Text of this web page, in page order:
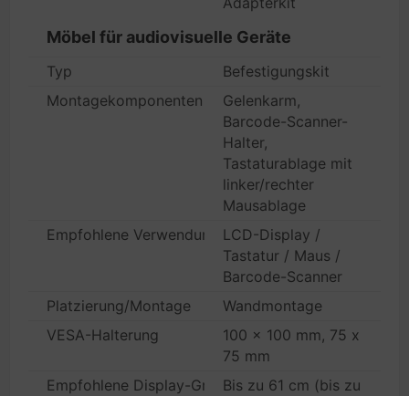
Möbel für audiovisuelle Geräte
Typ
Befestigungskit
Montagekomponenten
Gelenkarm,
Barcode-Scanner-
Halter,
Tastaturablage mit
linker/rechter
Mausablage
Empfohlene Verwendung
LCD-Display /
Tastatur / Maus /
Barcode-Scanner
Platzierung/Montage
Wandmontage
VESA-Halterung
100 x 100 mm, 75 x
75 mm
Empfohlene Display-GrößeBis zu 61 cm (bis zu